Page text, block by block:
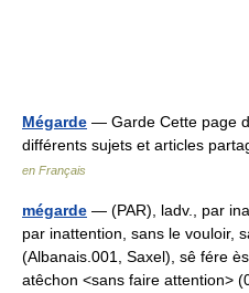
Mégarde — Garde Cette page
différents sujets et articles
en Français
mégarde — (PAR), ladv., par
par inattention, sans le vouloir,
(Albanais.001, Saxel), sê fére
atêchon <sans faire attention>